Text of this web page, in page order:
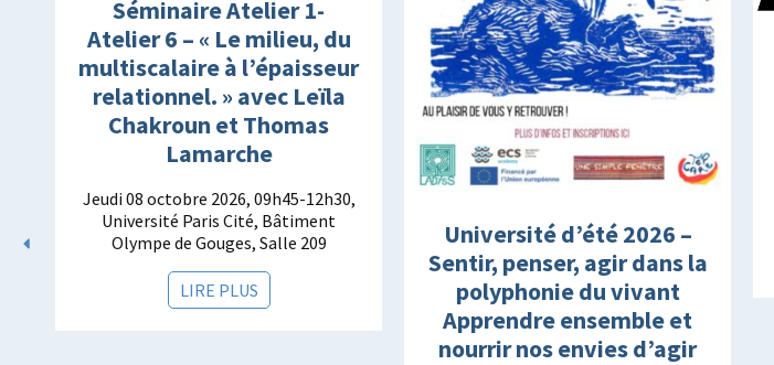
Séminaire Atelier 1-
Atelier 6 – « Le milieu, du
multiscalaire à l’épaisseur
relationnel. » avec Leïla
Chakroun et Thomas
Lamarche
Jeudi 08 octobre 2026, 09h45-12h30,
Université Paris Cité, Bâtiment
Olympe de Gouges, Salle 209
LIRE PLUS
Université d’été 2026 –
Sentir, penser, agir dans la
polyphonie du vivant
Apprendre ensemble et
nourrir nos envies d’agir